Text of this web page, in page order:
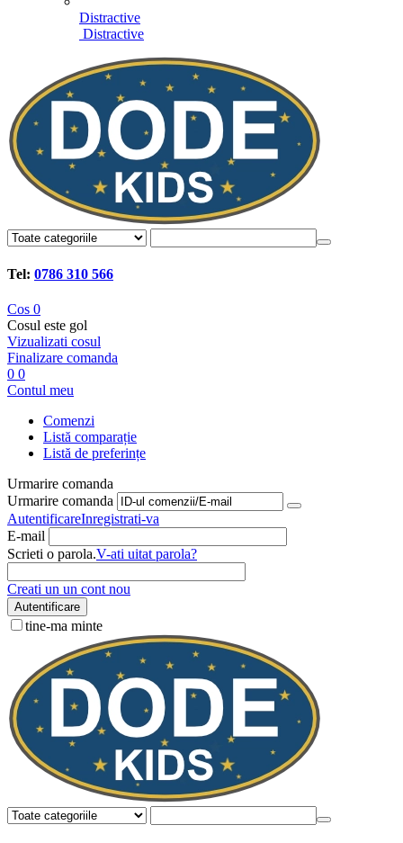
Distractive
Distractive
Tel: 0786 310 566
Cos 0
Cosul este gol
Vizualizati cosul
Finalizare comanda
0 0
Contul meu
Comenzi
Listă comparație
Listă de preferințe
Urmarire comanda
Urmarire comanda
AutentificareInregistrati-va
E-mail
Scrieti o parola.V-ati uitat parola?
Creati un un cont nou
Autentificare
tine-ma minte